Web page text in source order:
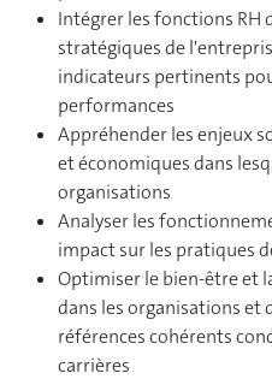
Intégrer les fonctions RH
stratégiques de
indicateurs pertinents
performances
Appréhender les enjeux
et économiques dans
organisations
Analyser les
impact sur les pratiques
Optimiser le bien-être et
dans les organisations et
références cohérents
carrières